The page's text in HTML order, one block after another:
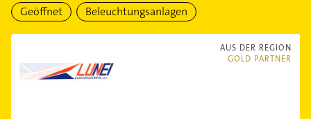
Geöffnet Beleuchtungsanlagen
AUS DER REGION
GOLD PARTNER